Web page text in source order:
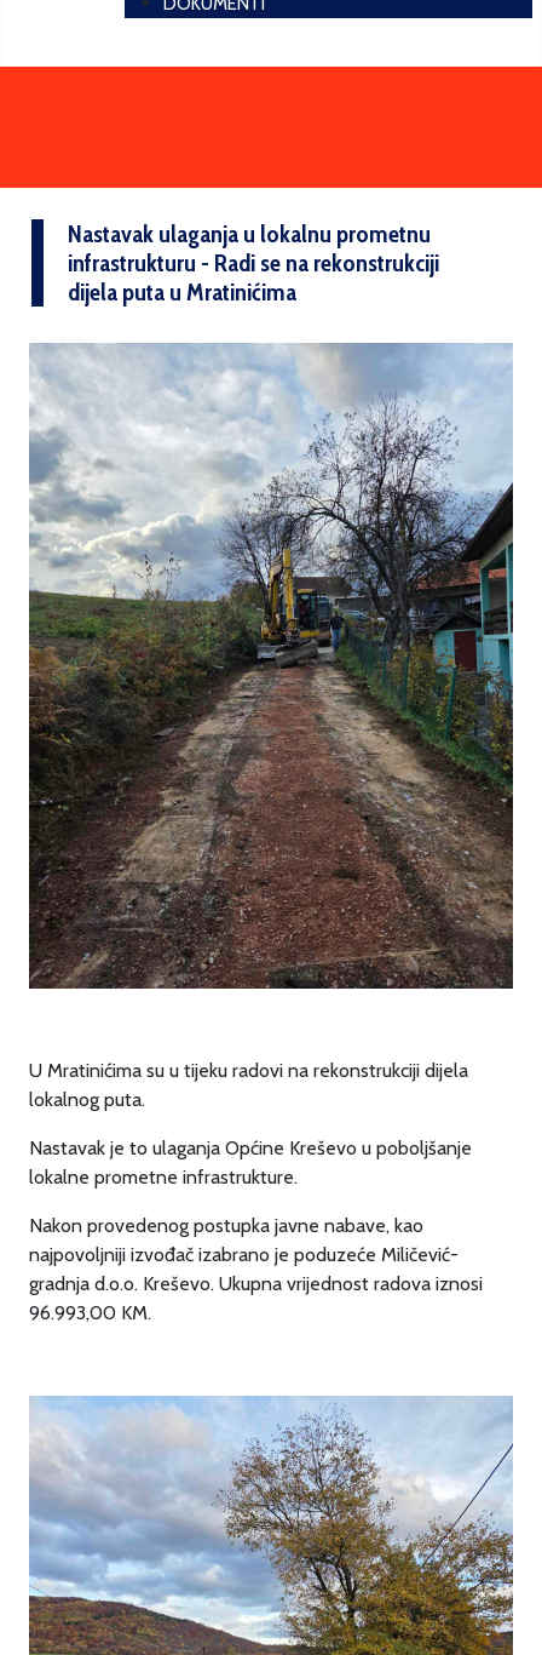
Nastavak ulaganja u lokalnu prometnu
infrastrukturu - Radi se na rekonstrukciji
dijela puta u Mratinićima
U Mratinićima su u tijeku radovi na rekonstrukciji dijela
lokalnog puta.
Nastavak je to ulaganja Općine Kreševo u poboljšanje
lokalne prometne infrastrukture.
Nakon provedenog postupka javne nabave, kao
najpovoljniji izvođač izabrano je poduzeće Miličević-
gradnja d.o.o. Kreševo. Ukupna vrijednost radova iznosi
96.993,00 KM.